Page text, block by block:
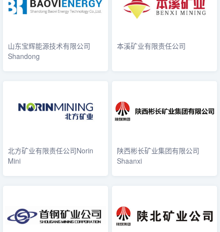
山东宝辉能源技术有限公司
Shandong
本溪矿业有限责任公司
北方矿业有限责任公司Norin
Mini
陕西彬长矿业集团有限公司
Shaanxi